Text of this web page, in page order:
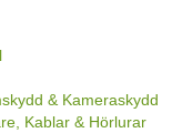
& Kameraskydd
Kablar & Hörlurar